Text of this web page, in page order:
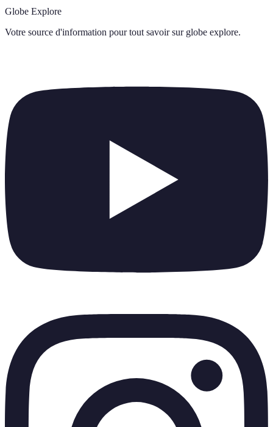
Globe Explore
Votre source d'information pour tout savoir sur globe explore.